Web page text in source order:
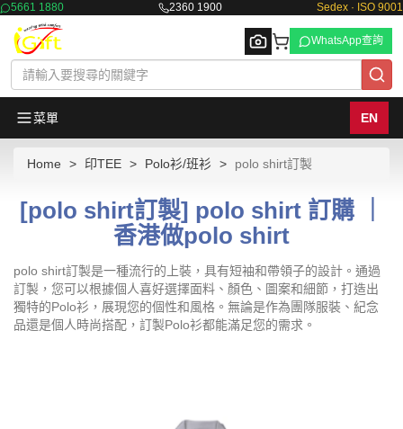
5661 1880 2360 1900 Sedex · ISO 9001
Browse
WhatsApp查詢
菜單 EN
Home 印TEE Polo衫/班衫 polo shirt訂製
[polo shirt訂製] polo shirt 訂購 ｜
香港做polo shirt
polo shirt訂製是一種流行的上裝，具有短袖和帶領子的設計。通過
訂製，您可以根據個人喜好選擇面料、顏色、圖案和細節，打造出
獨特的Polo衫，展現您的個性和風格。無論是作為團隊服裝、紀念
品還是個人時尚搭配，訂製Polo衫都能滿足您的需求。